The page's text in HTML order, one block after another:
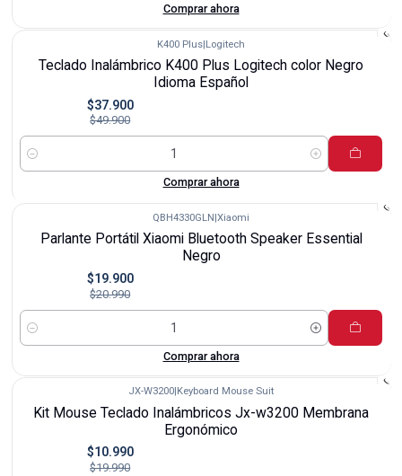
Comprar ahora
K400 Plus|Logitech
Teclado Inalámbrico K400 Plus Logitech color Negro
Idioma Español
$37.900
$49.900
Cantidad
Comprar ahora
QBH4330GLN|Xiaomi
Parlante Portátil Xiaomi Bluetooth Speaker Essential
Negro
$19.900
$20.990
Cantidad
Comprar ahora
JX-W3200 Keyboard Mouse Suit
Kit Mouse Teclado Inalámbricos Jx-w3200 Membrana
Ergonómico
$10.990
$19.990